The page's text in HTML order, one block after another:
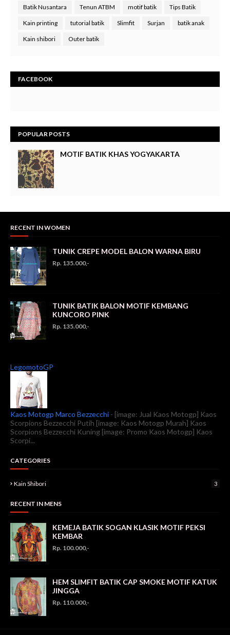
Batik Nusantara Tenun ATBM motif batik Tips Batik
Kain printing tutorial batik Slimfit Surjan batik anak
Kain shibori Outer batik
FACEBOOK
POPULAR POSTS
MOTIF BATIK KHAS YOGYAKARTA
RECENT IN WOMEN
TUNIK CREPE MODEL BALON WARNA BIRU
Rp. 135.000,-
TUNIK BATIK BALON MOTIF KEMBANG
KUNCORO PINK
Rp. 135.000,-
LegomotoGP
Kaos Motogp Marco Bezzecchi - [image: Jual Kaos Motogp] Kaos
Scorpions Bezzecchi Putih [image: Kaos Motogp Murah] Kaos
Scorpions Bezzecchi Kuning [image: Promo Kaos Motogp] Kaos
Scorpi...
CATEGORIES
Kain Shibori 3
RECENT IN MENS
KEMEJA BATIK SOGAN KLASIK MOTIF PEKSI
KEMBAR
Rp. 100.000,-
HEM SLIMFIT BATIK CAP SMOKE MOTIF KATUK
JINGGA
Rp. 110.000,-